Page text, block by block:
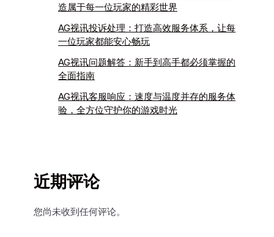
造属于每一位玩家的精彩世界
AG视讯投诉处理：打造高效服务体系，让每
一位玩家都能安心畅玩
AG视讯问题解答：新手到高手都必须掌握的
全面指南
AG视讯客服响应：速度与温度并存的服务体
验，全方位守护你的游戏时光
近期评论
您尚未收到任何评论。